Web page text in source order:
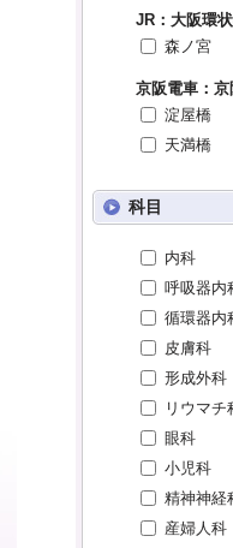
JR：大阪環
森ノ宮
京阪電車：京
淀屋橋
天満橋
科目
内科
呼吸器内
循環器内
皮膚科
形成外科
リウマチ
眼科
小児科
精神神経
産婦人科